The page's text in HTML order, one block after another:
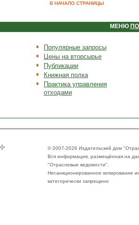
В НАЧАЛО СТРАНИЦЫ
МЕНЮ
Популярные запросы
Цены на вторсырье
Публикации
Книжная полка
Практика управления
отходами
© 2007-2026 Издательский дом
Вся информация, размещённая на
"Отраслевые ведомости".
Несанкционированное копирование
категорически запрещено